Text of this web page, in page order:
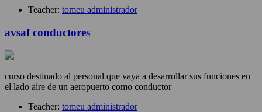
Teacher: tomeu administrador
avsaf conductores
curso destinado al personal que vaya a desarrollar sus funciones en
el lado aire de un aeropuerto como conductor
Teacher: tomeu administrador